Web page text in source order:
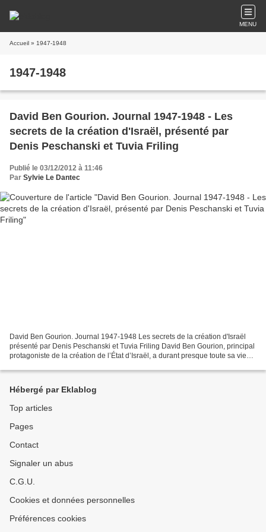
MENU
Accueil » 1947-1948
1947-1948
David Ben Gourion. Journal 1947-1948 - Les
secrets de la création d'Israël, présenté par
Denis Peschanski et Tuvia Friling
Publié le 03/12/2012 à 11:46
Par Sylvie Le Dantec
David Ben Gourion. Journal 1947-1948 Les secrets de la création d'Israël
présenté par Denis Peschanski et Tuvia Friling David Ben Gourion, principal
protagoniste de la création de l’État d’Israël, a durant presque toute sa vie
Hébergé par Eklablog
Top articles
Pages
Contact
Signaler un abus
C.G.U.
Cookies et données personnelles
Préférences cookies